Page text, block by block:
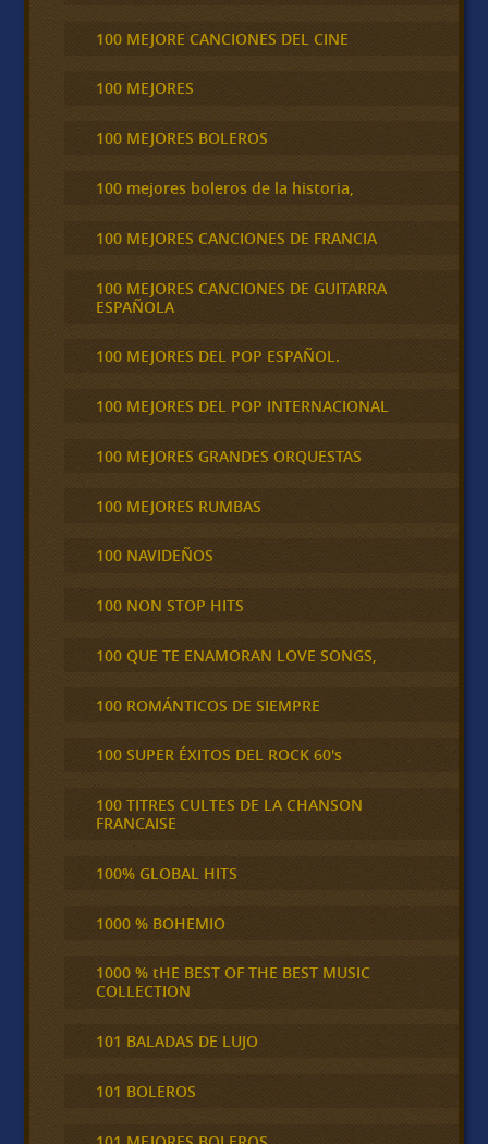
100 MEJORE CANCIONES DEL CINE
100 MEJORES
100 MEJORES BOLEROS
100 mejores boleros de la historia,
100 MEJORES CANCIONES DE FRANCIA
100 MEJORES CANCIONES DE GUITARRA
ESPAÑOLA
100 MEJORES DEL POP ESPAÑOL.
100 MEJORES DEL POP INTERNACIONAL
100 MEJORES GRANDES ORQUESTAS
100 MEJORES RUMBAS
100 NAVIDEÑOS
100 NON STOP HITS
100 QUE TE ENAMORAN LOVE SONGS,
100 ROMÁNTICOS DE SIEMPRE
100 SUPER ÉXITOS DEL ROCK 60's
100 TITRES CULTES DE LA CHANSON
FRANCAISE
100% GLOBAL HITS
1000 % BOHEMIO
1000 % tHE BEST OF THE BEST MUSIC
COLLECTION
101 BALADAS DE LUJO
101 BOLEROS